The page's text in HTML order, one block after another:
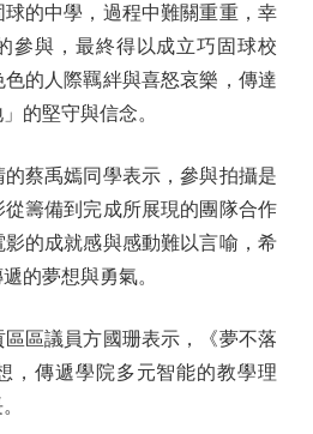
的中學，過程中難關重重，幸
參與，最終得以成立巧固球校
的人際羈絆與喜怒哀樂，傳達
的堅守與信念。
蔡禹嫣同學表示，參與拍攝是
籌備到完成所展現的團隊合作
的成就感與感動難以言喻，希
的夢想與勇氣。
區議員方國珊表示，《夢不落
，傳遞學院多元智能的教學理